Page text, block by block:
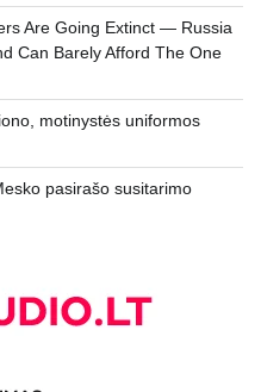
Are Going Extinct — Russia
Can Barely Afford The One
motinystės uniformos
pasirašo susitarimo